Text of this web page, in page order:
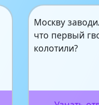
Москву
что первый
колотили?